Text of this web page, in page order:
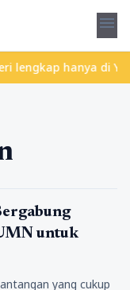
menu
hanya di
untuk
yang cukup